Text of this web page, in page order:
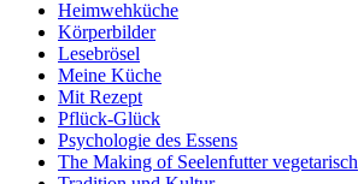
Heimwehküche
Körperbilder
Lesebrösel
Meine Küche
Mit Rezept
Pflück-Glück
Psychologie des Essens
The Making of Seelenfutter vegetarisch